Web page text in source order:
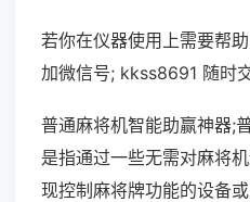
若你在仪器使用上需要帮
加微信号; kkss8691 随时交
普通麻将机智能助赢神器;
是指通过一些无需对麻将
现控制麻将牌功能的设备或